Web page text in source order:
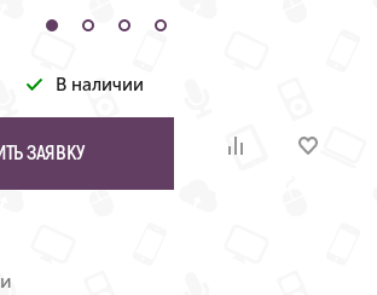
В наличии
ЗАЯВКУ